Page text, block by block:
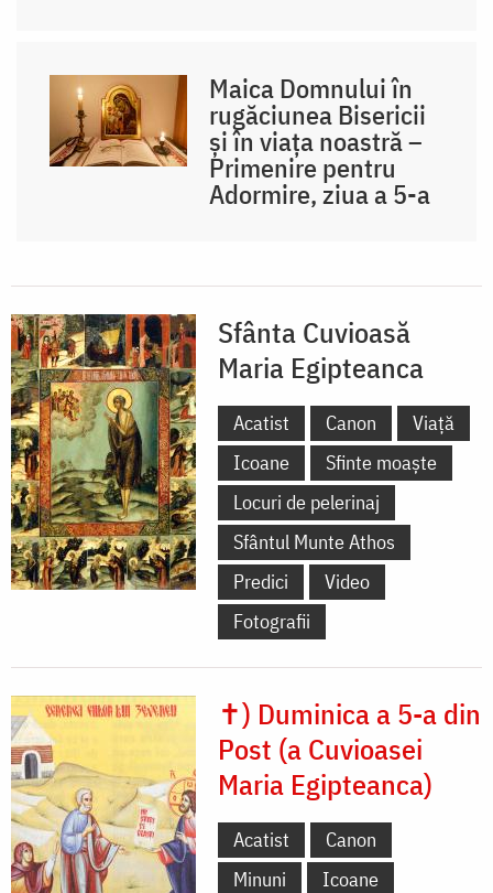
Maica Domnului în
rugăciunea Bisericii
și în viața noastră –
Primenire pentru
Adormire, ziua a 5-a
Sfânta Cuvioasă
Maria Egipteanca
Acatist Canon
Viață
Icoane
Sfinte moaște
Locuri de pelerinaj
Sfântul Munte Athos
Predici
Video
Fotografii
✝) Duminica a 5-a din
Post (a Cuvioasei
Maria Egipteanca)
Acatist
Canon
Minuni
Icoane